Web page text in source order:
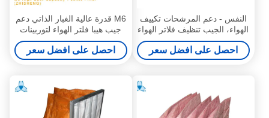
النفس - دعم المرشحات تكييف
الهواء، الجيب تنظيف فلاتر الهواء
للصناعات الدوائية
احصل على افضل سعر
M6 قدرة عالية الغبار الذاتي دعم
جيب هيبا فلتر الهواء لتوربينات
الغاز
احصل على افضل سعر